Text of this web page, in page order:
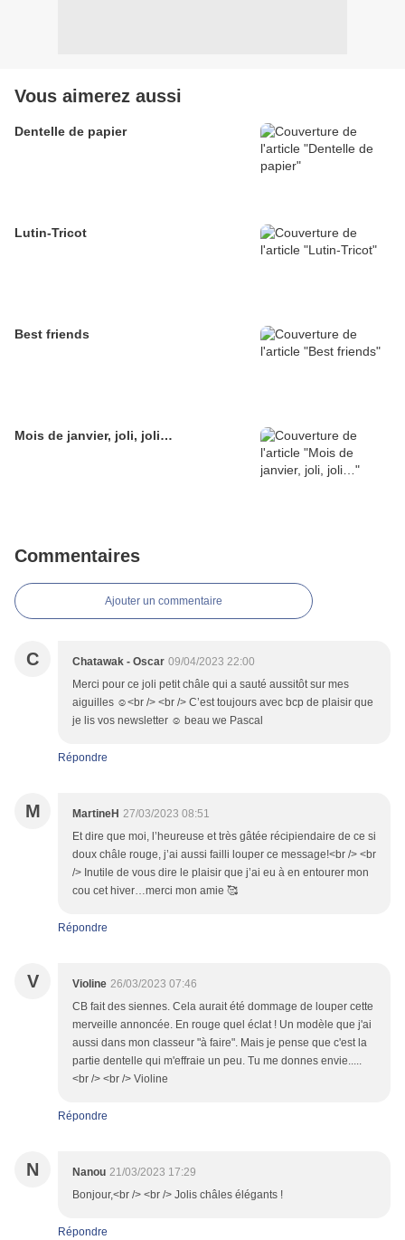
Vous aimerez aussi
Dentelle de papier
Lutin-Tricot
Best friends
Mois de janvier, joli, joli…
Commentaires
Ajouter un commentaire
C Chatawak - Oscar 09/04/2023 22:00
Merci pour ce joli petit châle qui a sauté aussitôt sur mes
aiguilles ☺️<br /> <br /> C’est toujours avec bcp de plaisir que
je lis vos newsletter ☺️ beau we Pascal
Répondre
M MartineH 27/03/2023 08:51
Et dire que moi, l’heureuse et très gâtée récipiendaire de ce si
doux châle rouge, j’ai aussi failli louper ce message!<br /> <br
/> Inutile de vous dire le plaisir que j’ai eu à en entourer mon
cou cet hiver…merci mon amie 🥰
Répondre
V Violine 26/03/2023 07:46
CB fait des siennes. Cela aurait été dommage de louper cette
merveille annoncée. En rouge quel éclat ! Un modèle que j'ai
aussi dans mon classeur "à faire". Mais je pense que c'est la
partie dentelle qui m'effraie un peu. Tu me donnes envie.....
<br /> <br /> Violine
Répondre
N Nanou 21/03/2023 17:29
Bonjour,<br /> <br /> Jolis châles élégants !
Répondre